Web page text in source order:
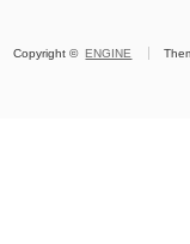
Copyright ©ENGINE